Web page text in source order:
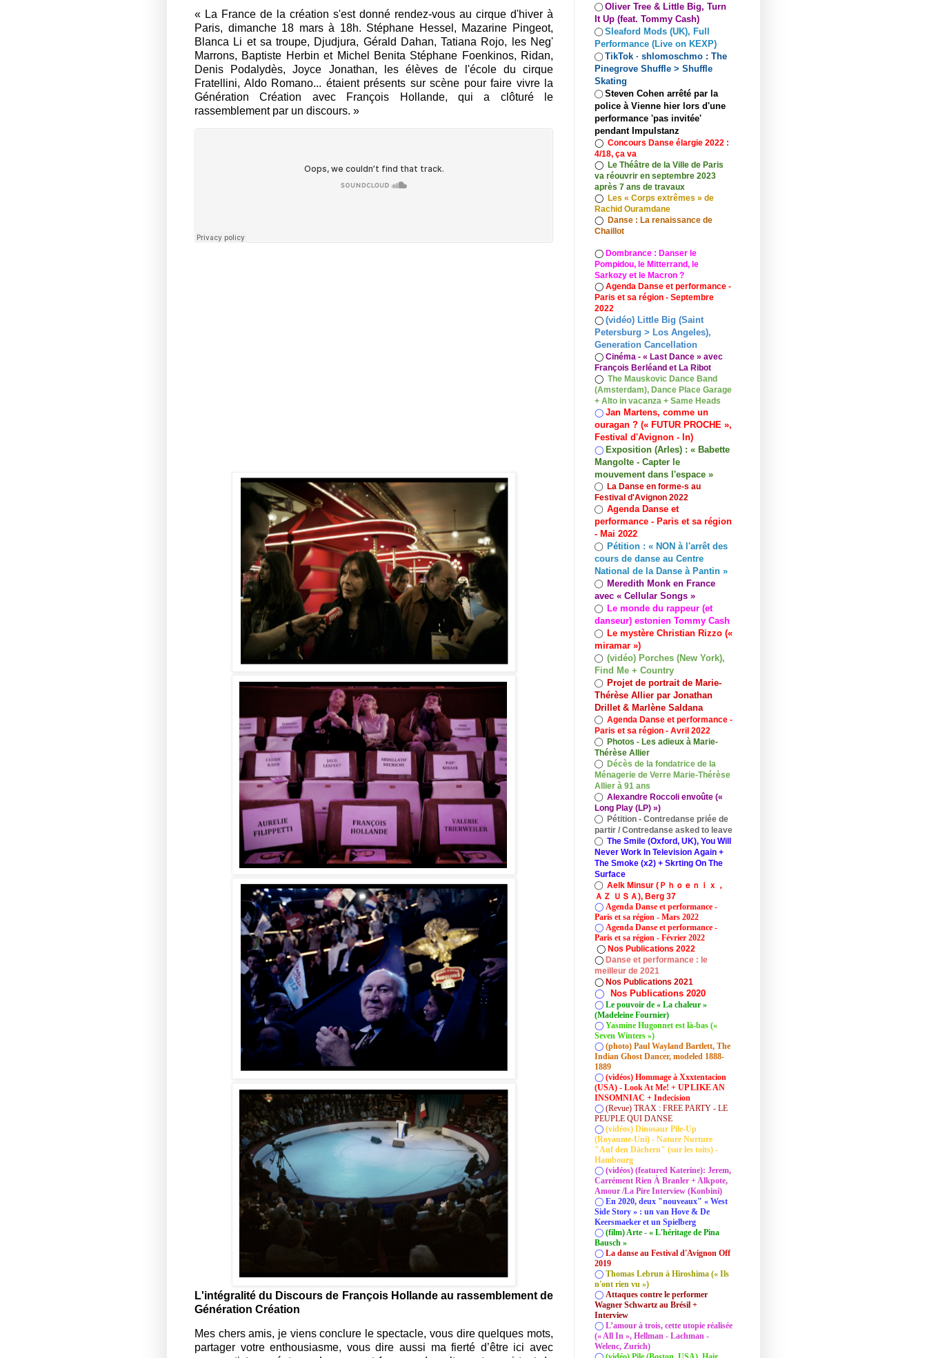
« La France de la création s'est donné rendez-vous au cirque d'hiver à
Paris, dimanche 18 mars à 18h. Stéphane Hessel, Mazarine Pingeot,
Blanca Li et sa troupe, Djudjura, Gérald Dahan, Tatiana Rojo, les Neg'
Marrons, Baptiste Herbin et Michel Benita Stéphane Foenkinos, Ridan,
Denis Podalydès, Joyce Jonathan, les élèves de l'école du cirque
Fratellini, Aldo Romano... étaient présents sur scène pour faire vivre la
Génération Création avec François Hollande, qui a clôturé le
rassemblement par un discours. »
L'intégralité du Discours de François Hollande au rassemblement de
Génération Création
Mes chers amis, je viens conclure le spectacle, vous dire quelques mots,
partager votre enthousiasme, vous dire aussi ma fierté d’être ici avec
◯ Oliver Tree & Little Big, Turn
It Up (feat. Tommy Cash)
◯ Sleaford Mods (UK), Full
Performance (Live on KEXP)
◯ TikTok · shlomoschmo : The
Pinegrove Shuffle > Shuffle
Skating
◯ Steven Cohen arrêté par la
police à Vienne hier lors d'une
performance 'pas invitée'
pendant Impulstanz
◯ Concours Danse élargie 2022 :
4/18, ça va
◯ Le Théâtre de la Ville de Paris
va réouvrir en septembre 2023
après 7 ans de travaux
◯ Les « Corps extrêmes » de
Rachid Ouramdane
◯ Danse : La renaissance de
Chaillot
◯ Dombrance : Danser le
Pompidou, le Mitterrand, le
Sarkozy et le Macron ?
◯ Agenda Danse et performance -
Paris et sa région - Septembre
2022
◯ (vidéo) Little Big (Saint
Petersburg > Los Angeles),
Generation Cancellation
◯ Cinéma - « Last Dance » avec
François Berléand et La Ribot
◯ The Mauskovic Dance Band
(Amsterdam), Dance Place Garage
+ Alto in vacanza + Same Heads
◯ Jan Martens, comme un
ouragan ? (« FUTUR PROCHE »,
Festival d'Avignon - In)
◯ Exposition (Arles) : « Babette
Mangolte - Capter le
mouvement dans l'espace »
◯ La Danse en forme-s au
Festival d'Avignon 2022
◯ Agenda Danse et
performance - Paris et sa région
- Mai 2022
◯ Pétition : « NON à l'arrêt des
cours de danse au Centre
National de la Danse à Pantin »
◯ Meredith Monk en France
avec « Cellular Songs »
◯ Le monde du rappeur (et
danseur) estonien Tommy Cash
◯ Le mystère Christian Rizzo («
miramar »)
◯ (vidéo) Porches (New York),
Find Me + Country
◯ Projet de portrait de Marie-
Thérèse Allier par Jonathan
Drillet & Marlène Saldana
◯ Agenda Danse et performance -
Paris et sa région - Avril 2022
◯ Photos - Les adieux à Marie-
Thérèse Allier
◯ Décès de la fondatrice de la
Ménagerie de Verre Marie-Thérèse
Allier à 91 ans
◯ Alexandre Roccoli envoûte («
Long Play (LP) »)
◯ Pétition - Contredanse priée de
partir / Contredanse asked to leave
◯ The Smile (Oxford, UK), You Will
Never Work In Television Again +
The Smoke (x2) + Skrting On The
Surface
◯ Aelk Minsur (Ｐｈｏｅｎｉｘ，
ＡＺ ＵＳＡ), Berg 37
◯ Agenda Danse et performance -
Paris et sa région - Mars 2022
◯ Agenda Danse et performance -
Paris et sa région - Février 2022
◯ Nos Publications 2022
◯ Danse et performance : le
meilleur de 2021
◯ Nos Publications 2021
◯ Nos Publications 2020
◯ Le pouvoir de « La chaleur »
(Madeleine Fournier)
◯ Yasmine Hugonnet est là-bas («
Seven Winters »)
◯ (photo) Paul Wayland Bartlett, The
Indian Ghost Dancer, modeled 1888-
1889
◯ (vidéos) Hommage à Xxxtentacion
(USA) - Look At Me! + UP LIKE AN
INSOMNIAC + Indecision
◯ (Revue) TRAX : FREE PARTY - LE
PEUPLE QUI DANSE
◯ (vidéos) Dinosaur Pile-Up
(Royaume-Uni) - Nature Nurture
"Auf den Dächern" (sur les toits) -
Hambourg
◯ (vidéos) (featured Katerine): Jerem,
Carrément Rien À Branler + Alkpote,
Amour /La Pire Interview (Konbini)
◯ En 2020, deux "nouveaux" « West
Side Story » : un van Hove & De
Keersmaeker et un Spielberg
◯ (film) Arte - « L'héritage de Pina
Bausch »
◯ La danse au Festival d'Avignon Off
2019
◯ Thomas Lebrun à Hiroshima (« Ils
n'ont rien vu »)
◯ Attaques contre le performer
Wagner Schwartz au Brésil +
Interview
◯ L’amour à trois, cette utopie réalisée
(« All In », Hellman - Lachman -
Welenc, Zurich)